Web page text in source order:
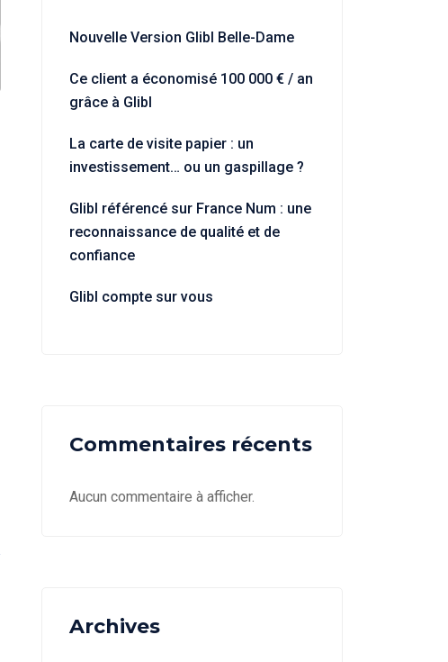
Nouvelle Version Glibl Belle-Dame
Ce client a économisé 100 000 € / an
grâce à Glibl
La carte de visite papier : un
investissement… ou un gaspillage ?
Glibl référencé sur France Num : une
reconnaissance de qualité et de
confiance
Glibl compte sur vous
Commentaires récents
Aucun commentaire à afficher.
Archives